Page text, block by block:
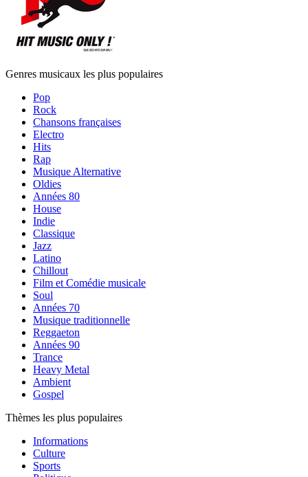
Genres musicaux les plus populaires
Pop
Rock
Chansons françaises
Electro
Hits
Rap
Musique Alternative
Oldies
Années 80
House
Indie
Classique
Jazz
Latino
Chillout
Film et Comédie musicale
Soul
Années 70
Musique traditionnelle
Reggaeton
Années 90
Trance
Heavy Metal
Ambient
Gospel
Thèmes les plus populaires
Informations
Culture
Sports